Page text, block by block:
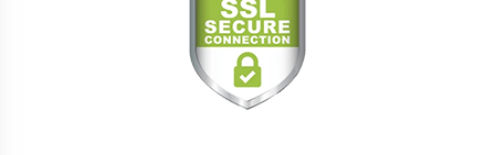
bomlástermékeket. Illetve a fokozott izommunka során
keletkező savas melléktermékek is hatékonyabban
távoznak a felgyorsult vérkeringéssel, így a „tisztább”
izomzat még hatékonyabban képes regenerálódni,